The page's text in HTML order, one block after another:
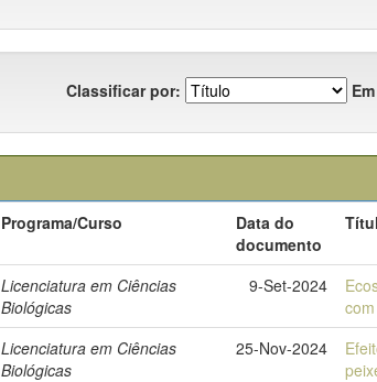
Classificar por:
Programa/Curso
Data do
documento
Licenciatura em Ciências
Biológicas
9-Set-2024
Licenciatura em Ciências
Biológicas
25-Nov-2024